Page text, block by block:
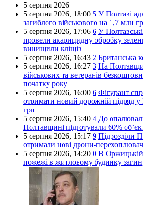
5 серпня 2026
5 серпня 2026, 18:00 5 У Полтаві
загиблого військового на 1,7 млн
5 серпня 2026, 17:06 6 У
провели акарицидну обробку
винищили кліщів
5 серпня 2026, 16:43 2 Британська
5 серпня 2026, 16:27 3 На
військових та ветеранів
початку року
5 серпня 2026, 16:00 6 Фігурант
отримати новий дорожній підряд у
грн
5 серпня 2026, 15:40 4 До
Полтавщині підготували 60%
5 серпня 2026, 15:17 9 Підрозділи
отримали нові дрони-
5 серпня 2026, 14:20 0 В Оржицькій
пожежі в житловому будинку